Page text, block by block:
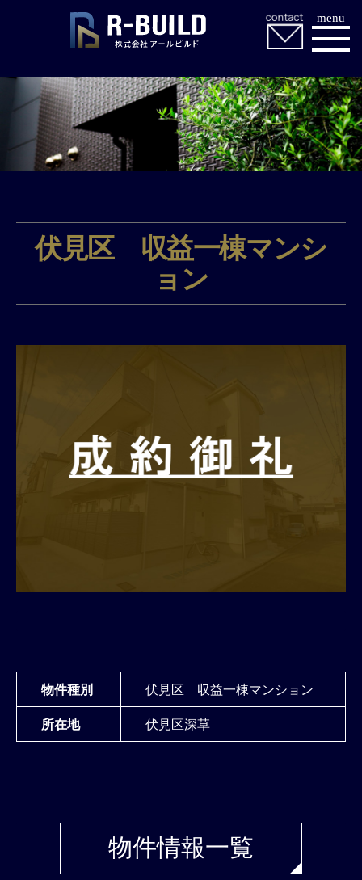
menu
伏見区 収益一棟マンシ
ョン
物件種別 伏見区 収益一棟マンション
所在地 伏見区深草
物件情報一覧